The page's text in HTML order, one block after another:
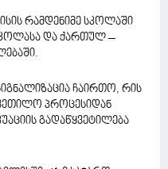
რამდენიმე სკოლაში
და ქართულ –
ჩაირთო, რის
პროცესიდან
გადაწყვეტილება